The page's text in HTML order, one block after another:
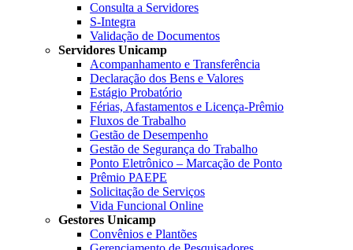
Consulta a Servidores
S-Integra
Validação de Documentos
Servidores Unicamp
Acompanhamento e Transferência
Declaração dos Bens e Valores
Estágio Probatório
Férias, Afastamentos e Licença-Prêmio
Fluxos de Trabalho
Gestão de Desempenho
Gestão de Segurança do Trabalho
Ponto Eletrônico – Marcação de Ponto
Prêmio PAEPE
Solicitação de Serviços
Vida Funcional Online
Gestores Unicamp
Convênios e Plantões